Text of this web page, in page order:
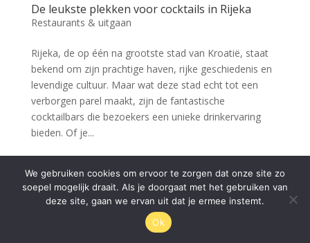
De leukste plekken voor cocktails in Rijeka
Restaurants & uitgaan
Rijeka, de op één na grootste stad van Kroatië, staat
bekend om zijn prachtige haven, rijke geschiedenis en
levendige cultuur. Maar wat deze stad echt tot een
verborgen parel maakt, zijn de fantastische
cocktailbars die bezoekers een unieke drinkervaring
bieden. Of je...
© Rijeka.nl 2026
We gebruiken cookies om ervoor te zorgen dat onze site zo
soepel mogelijk draait. Als je doorgaat met het gebruiken van
deze site, gaan we ervan uit dat je ermee instemt.
Ok